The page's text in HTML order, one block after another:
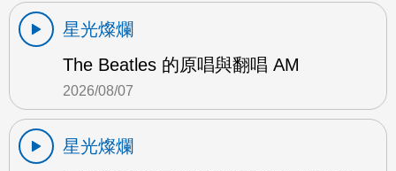
星光燦爛
The Beatles 的原唱與翻唱 AM
2026/08/07
星光燦爛